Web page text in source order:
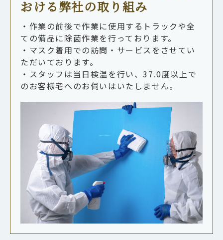
おける弊社の取り組み
・作業の前後で作業に使用するトラックや全
ての備品に除菌作業を行っております。
・マスク着用での訪問・サービスをさせてい
ただいております。
・スタッフは当日検温を行い、37.0度以上で
のお客様宅へのお伺いはいたしません。